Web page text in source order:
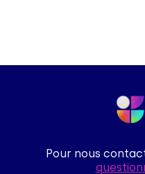
Pour nous